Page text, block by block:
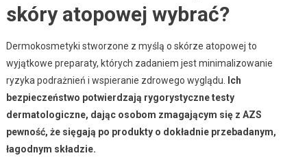
skóry atopowej wybrać?
Dermokosmetyki stworzone z myślą o skórze atopowej to
wyjątkowe preparaty, których zadaniem jest minimalizowanie
ryzyka podrażnień i wspieranie zdrowego wyglądu.
Ich
bezpieczeństwo potwierdzają rygorystyczne testy
dermatologiczne, dając osobom zmagającym się z AZS
pewność, że sięgają po produkty o dokładnie przebadanym,
łagodnym składzie.